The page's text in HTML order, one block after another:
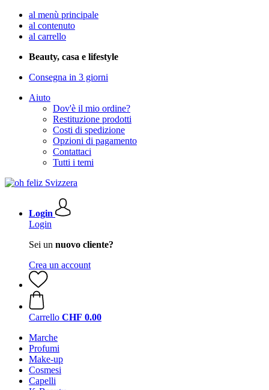
al menù principale
al contenuto
al carrello
Beauty, casa e lifestyle
Consegna in 3 giorni
Aiuto
Dov'è il mio ordine?
Restituzione prodotti
Costi di spedizione
Opzioni di pagamento
Contattaci
Tutti i temi
Login
Login
Sei un nuovo cliente?
Crea un account
Carrello CHF 0.00
Marche
Profumi
Make-up
Cosmesi
Capelli